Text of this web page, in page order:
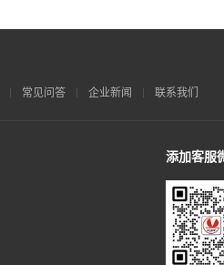
常见问答 企业新闻 联系我们
添加客服